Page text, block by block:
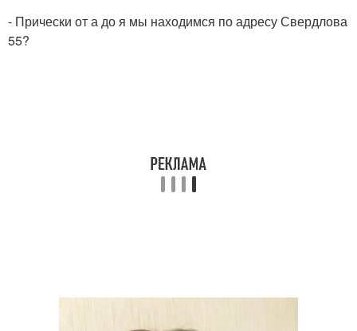
- Прически от а до я мы находимся по адресу Свердлова
55?